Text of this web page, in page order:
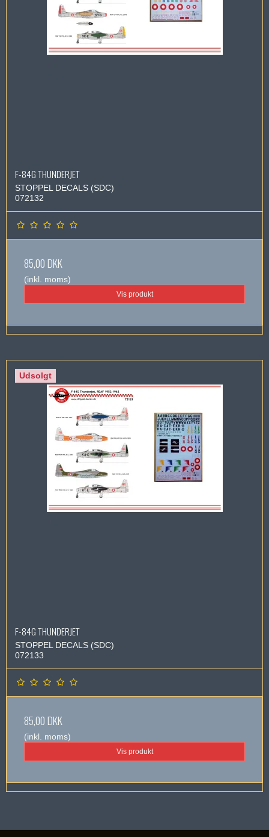
F-84G THUNDERJET
STOPPEL DECALS (SDC)
072132
85,00 DKK
(inkl. moms)
Vis produkt
Udsolgt
F-84G THUNDERJET
STOPPEL DECALS (SDC)
072133
85,00 DKK
(inkl. moms)
Vis produkt